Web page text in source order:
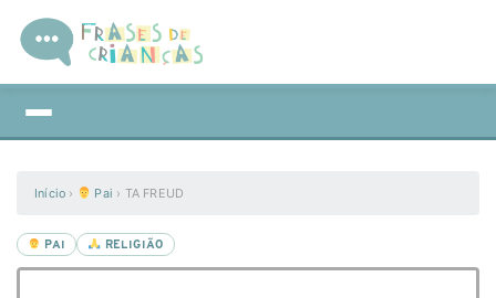
Início › Pai › TA FREUD
PAI RELIGIÃO